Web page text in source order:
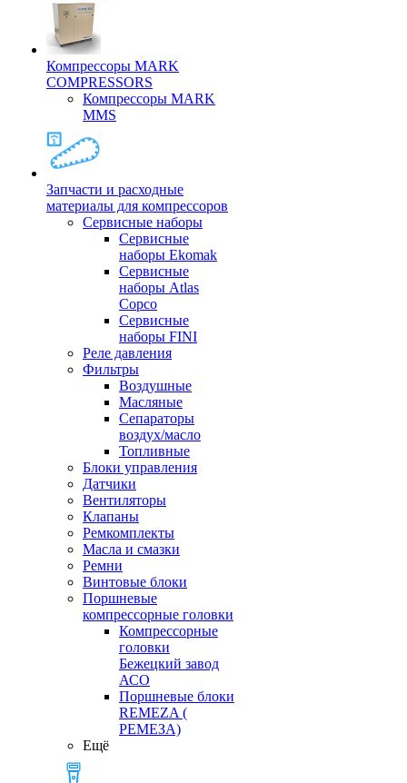
Компрессоры MARK
COMPRESSORS
Компрессоры MARK
MMS
Запчасти и расходные
материалы для компрессоров
Cервисные наборы
Сервисные
наборы Ekomak
Cервисные
наборы Atlas
Copco
Сервисные
наборы FINI
Реле давления
Фильтры
Воздушные
Масляные
Сепараторы
воздух/масло
Топливные
Блоки управления
Датчики
Вентиляторы
Клапаны
Ремкомплекты
Масла и смазки
Ремни
Винтовые блоки
Поршневые
компрессорные головки
Компрессорные
головки
Бежецкий завод
АСО
Поршневые блоки
REMEZA (
РЕМЕЗА)
Ещё